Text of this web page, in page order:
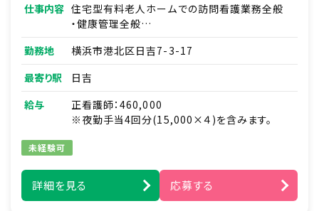
仕事内容 住宅型有料老人ホームでの訪問看護業務全般
・健康管理全般
・薬の管理
・主治医の指示に基づく在宅医療処置
（経管栄養、吸引、吸入、血糖値チェック、インスリ
ン対応、HOT管理 など）
・緊急時の対応（主治医・ご家族・ホーム長への
報告連絡、救急対応）
・ご家族との信頼関係づくり（生活〈ケア〉プラン、
ターミナルケア）
・上記に付随する記録、申し送り業務、各種ミー
ティング、懇談会 等
・介護スタッフとの連携（協力、支援、介護業務あ
り）
勤務地
横浜市港北区日吉7-3-17
最寄り駅
日吉
給与
正看護師：460,000
※夜勤手当4回分(15,000×４)を含みます。
未経験可
詳細を見る 応募する